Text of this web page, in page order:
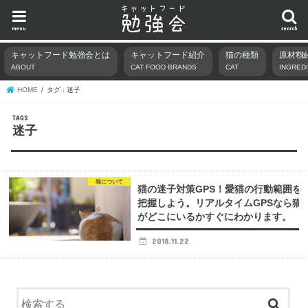
search
menu
キャットフード勉強会とは
ABOUT
キャットフード紹介
CAT FOOD BRANDS
猫の種類
CAT
原材料
HOME タグ : 迷子
迷子
猫について
猫の迷子対策GPS！愛猫の行動範囲を
把握しよう。リアルタイムGPSなら猫
がどこにいるかすぐにわかります。
2018.11.22